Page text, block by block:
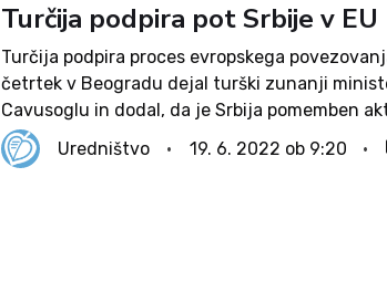
Turčija podpira pot Srbije v EU
Turčija podpira proces evropskega
četrtek v Beogradu dejal turški zunanji
Cavusoglu in dodal, da je Srbija pomemben
ohranjanju stabilnosti v regiji. Cavusoglu se je
novinarski konferenci po srečanju s srbskim...
Uredništvo 19. 6. 2022 ob 9:20